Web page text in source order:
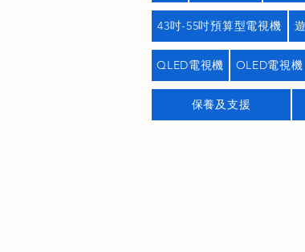
43吋-55吋預算型電視機
QLED電視機 OLED電視機
保養及支援